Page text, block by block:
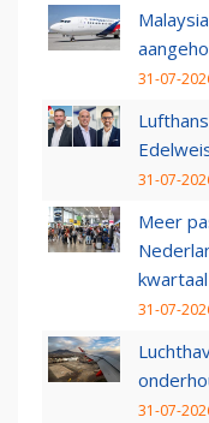
31-07-
31-07-
Meer
kwartaal
31-07-
31-07-